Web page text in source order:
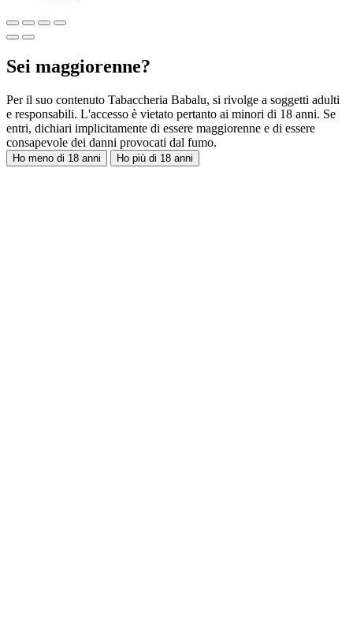
Sei maggiorenne?
Per il suo contenuto Tabaccheria Babalu, si rivolge a soggetti adulti
e responsabili. L'accesso è vietato pertanto ai minori di 18 anni. Se
entri, dichiari implicitamente di essere maggiorenne e di essere
consapevole dei danni provocati dal fumo.
Ho meno di 18 anni Ho più di 18 anni